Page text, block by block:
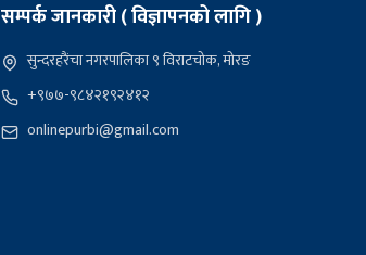
सम्पर्क जानकारी ( विज्ञापनको लागि )
सुन्दरहरैंचा नगरपालिका ९ विराटचोक, मोरङ
+९७७-९८४२१९२४१२
onlinepurbi@gmail.com